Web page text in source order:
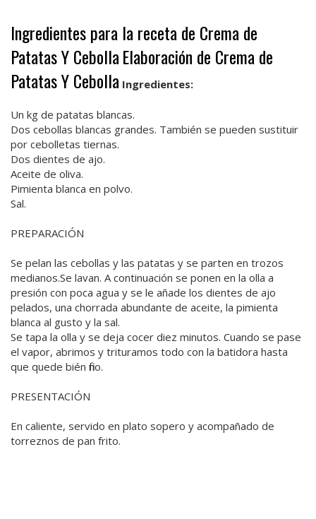
Ingredientes para la receta de Crema de
Patatas Y CebollaElaboración de Crema de
Patatas Y Cebolla Ingredientes:
Un kg de patatas blancas.
Dos cebollas blancas grandes. También se pueden sustituir
por cebolletas tiernas.
Dos dientes de ajo.
Aceite de oliva.
Pimienta blanca en polvo.
Sal.
PREPARACIÓN
Se pelan las cebollas y las patatas y se parten en trozos
medianos.Se lavan. A continuación se ponen en la olla a
presión con poca agua y se le añade los dientes de ajo
pelados, una chorrada abundante de aceite, la pimienta
blanca al gusto y la sal.
Se tapa la olla y se deja cocer diez minutos. Cuando se pase
el vapor, abrimos y trituramos todo con la batidora hasta
que quede bién fino.
PRESENTACIÓN
En caliente, servido en plato sopero y acompañado de
torreznos de pan frito.